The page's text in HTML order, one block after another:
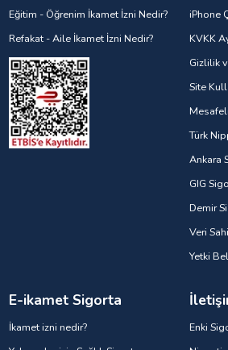
Eğitim - Öğrenim İkamet İzni Nedir?
Refakat - Aile İkamet İzni Nedir?
iPhone
KVKK
Gizlilik
Site
Türk
Ankara
GIG
Demir
Veri
Yetki
E-ikamet Sigorta
İkamet izni nedir?
Enki